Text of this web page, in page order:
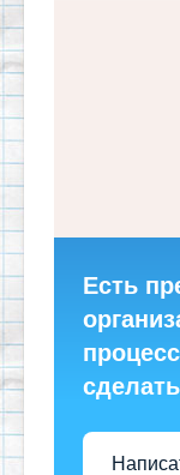
Есть